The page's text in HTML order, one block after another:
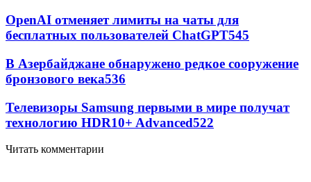
OpenAI отменяет лимиты на чаты для
бесплатных пользователей ChatGPT545
В Азербайджане обнаружено редкое сооружение
бронзового века536
Телевизоры Samsung первыми в мире получат
технологию HDR10+ Advanced522
Читать комментарии